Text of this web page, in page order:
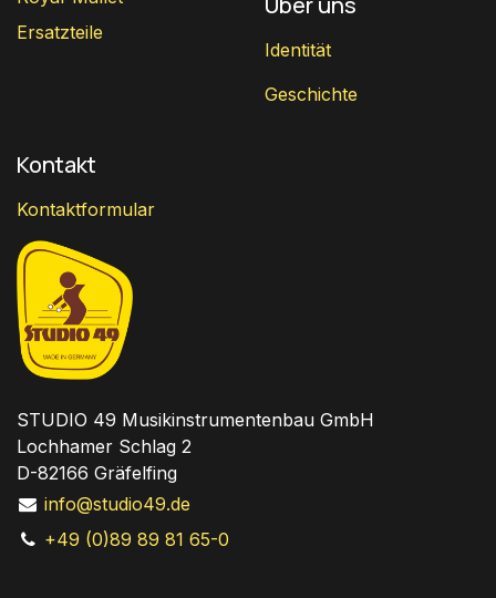
Ersatzteile
Identität
Geschichte
Kontakt
Kontaktformular
STUDIO 49 Musikinstrumentenbau GmbH
Lochhamer Schlag 2
D-82166 Gräfelfing
info@studio49.de
+49 (0)89 89 81 65-0